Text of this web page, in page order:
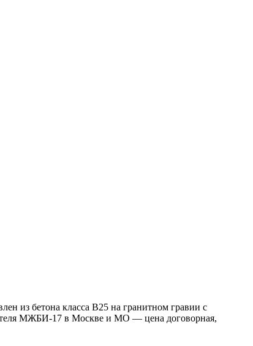
из бетона класса В25 на гранитном гравии с
МЖБИ-17 в Москве и МО — цена договорная,